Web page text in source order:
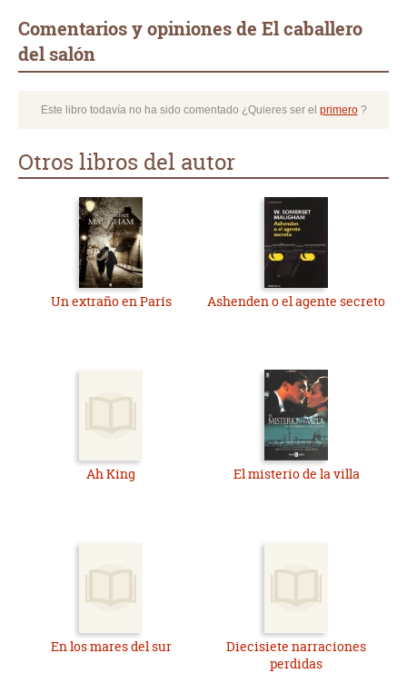
Comentarios y opiniones de El caballero
del salón
Este libro todavía no ha sido comentado ¿Quieres ser el primero?
Otros libros del autor
Un extraño en París Ashenden o el agente secreto
Ah King El misterio de la villa
En los mares del sur
Diecisiete narraciones
perdidas